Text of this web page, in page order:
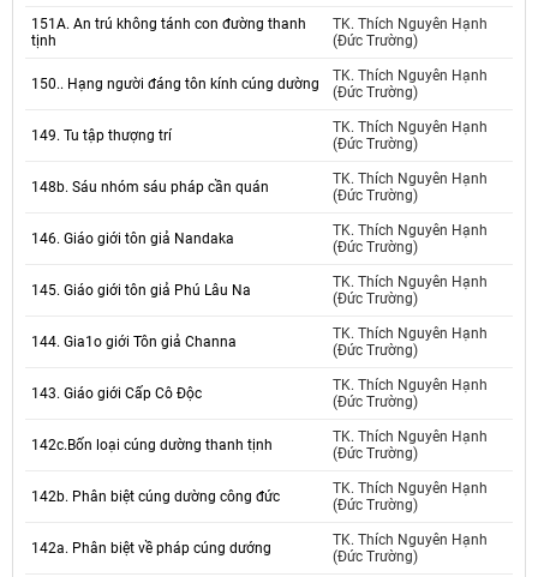
151A. An trú không tánh con đường thanh
tịnh
TK. Thích Nguyên Hạnh
(Đức Trường)
150.. Hạng người đáng tôn kính cúng dường
TK. Thích Nguyên Hạnh
(Đức Trường)
149. Tu tập thượng trí
TK. Thích Nguyên Hạnh
(Đức Trường)
148b. Sáu nhóm sáu pháp cần quán
TK. Thích Nguyên Hạnh
(Đức Trường)
146. Giáo giới tôn giả Nandaka
TK. Thích Nguyên Hạnh
(Đức Trường)
145. Giáo giới tôn giả Phú Lâu Na
TK. Thích Nguyên Hạnh
(Đức Trường)
144. Gia1o giới Tôn giả Channa
TK. Thích Nguyên Hạnh
(Đức Trường)
143. Giáo giới Cấp Cô Độc
TK. Thích Nguyên Hạnh
(Đức Trường)
142c.Bốn loại cúng dường thanh tịnh
TK. Thích Nguyên Hạnh
(Đức Trường)
142b. Phân biệt cúng dường công đức
TK. Thích Nguyên Hạnh
(Đức Trường)
142a. Phân biệt về pháp cúng dướng
TK. Thích Nguyên Hạnh
(Đức Trường)